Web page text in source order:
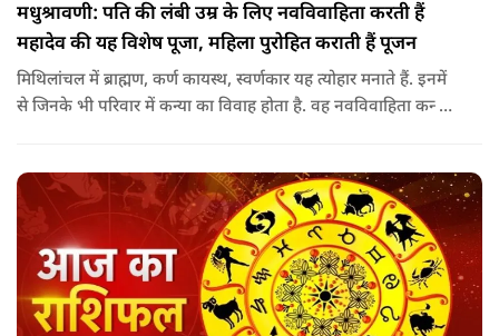
मधुश्रावणी: पति की लंबी उम्र के लिए नवविवाहिता करती हैं
महादेव की यह विशेष पूजा, महिला पुरोहित कराती हैं पूजन
मिथिलांचल में ब्राह्मण, कर्ण कायस्थ, स्वर्णकार यह त्योहार मनाते हैं. इनमें
से जिनके भी परिवार में कन्या का विवाह होता है. वह नवविवाहिता कन्या